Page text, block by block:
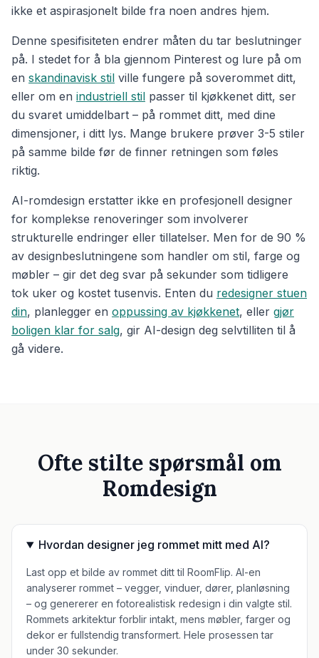
ikke et aspirasjonelt bilde fra noen andres hjem.
Denne spesifisiteten endrer måten du tar beslutninger
på. I stedet for å bla gjennom Pinterest og lure på om
en skandinavisk stil ville fungere på soverommet ditt,
eller om en industriell stil passer til kjøkkenet ditt, ser
du svaret umiddelbart – på rommet ditt, med dine
dimensjoner, i ditt lys. Mange brukere prøver 3-5 stiler
på samme bilde før de finner retningen som føles
riktig.
AI-romdesign erstatter ikke en profesjonell designer
for komplekse renoveringer som involverer
strukturelle endringer eller tillatelser. Men for de 90 %
av designbeslutningene som handler om stil, farge og
møbler – gir det deg svar på sekunder som tidligere
tok uker og kostet tusenvis. Enten du redesigner stuen
din, planlegger en oppussing av kjøkkenet, eller gjør
boligen klar for salg, gir AI-design deg selvtilliten til å
gå videre.
Ofte stilte spørsmål om
Romdesign
Hvordan designer jeg rommet mitt med AI?
Last opp et bilde av rommet ditt til RoomFlip. AI-en
analyserer rommet – vegger, vinduer, dører, planløsning
– og genererer en fotorealistisk redesign i din valgte stil.
Rommets arkitektur forblir intakt, mens møbler, farger og
dekor er fullstendig transformert. Hele prosessen tar
under 30 sekunder.